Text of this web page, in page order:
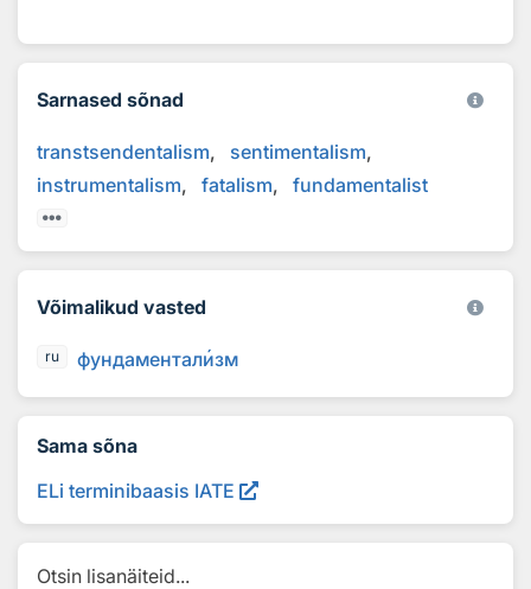
Sarnased sõnad
transtsendentalism
sentimentalism
instrumentalism
fatalism fundamentalist
Võimalikud vasted
ru фундаментализм
Sama sõna
ELi terminibaasis IATE
Otsin lisanäiteid...